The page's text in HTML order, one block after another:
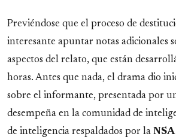
Previéndose que el proceso de
interesante apuntar notas adicionales
aspectos del relato, que están
horas. Antes que nada, el drama dio
sobre el informante, presentada por
desempeña en la comunidad de
de inteligencia respaldados por la NSA